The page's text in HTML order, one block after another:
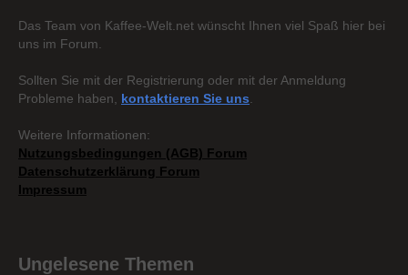
Das Team von Kaffee-Welt.net wünscht Ihnen viel Spaß hier bei
uns im Forum.
Sollten Sie mit der Registrierung oder mit der Anmeldung
Probleme haben, kontaktieren Sie uns
Weitere Informationen:
Nutzungsbedingungen (AGB) Forum
Datenschutzerklärung Forum
Impressum
Ungelesene Themen